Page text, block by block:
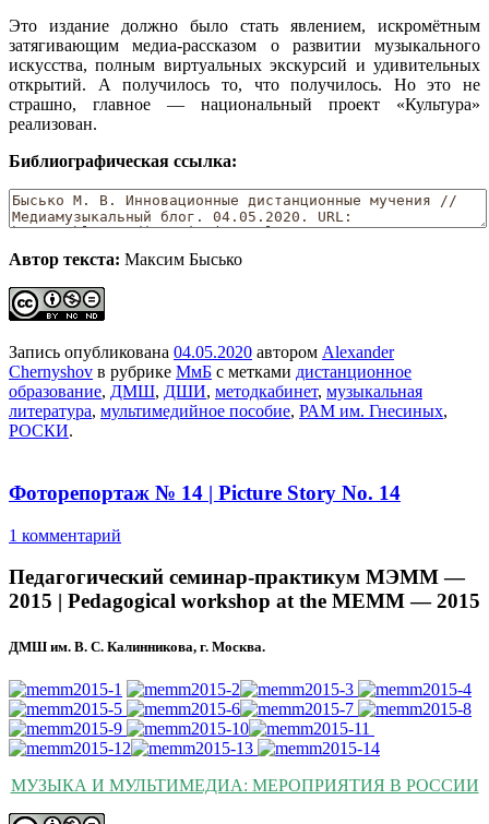
Это издание должно было стать явлением, искромётным
затягивающим медиа-рассказом о развитии музыкального
искусства, полным виртуальных экскурсий и удивительных
открытий. А получилось то, что получилось. Но это не
страшно, главное — национальный проект «Культура»
реализован.
Библиографическая ссылка:
Автор текста: Максим Бысько
Запись опубликована 04.05.2020 автором Alexander
Chernyshov в рубрике МмБ с метками дистанционное
образование, ДМШ, ДШИ, методкабинет, музыкальная
литература, мультимедийное пособие, РАМ им. Гнесиных,
РОСКИ.
Фоторепортаж № 14 | Picture Story No. 14
1 комментарий
Педагогический семинар-практикум МЭММ —
2015 | Pedagogical workshop at the MEMM — 2015
ДМШ им. В. С. Калинникова, г. Москва.
МУЗЫКА И МУЛЬТИМЕДИА: МЕРОПРИЯТИЯ В РОССИИ